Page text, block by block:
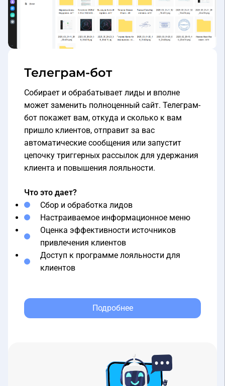
Собирает и обрабатывает лиды и вполне
может заменить полноценный сайт. Телеграм-
бот покажет вам, откуда и сколько к вам
пришло клиентов, отправит за вас
автоматические сообщения или запустит
цепочку триггерных рассылок для удержания
клиента и повышения лояльности.
Сбор и обработка лидов
Настраиваемое информационное меню
Оценка эффективности источников
привлечения клиентов
Доступ к программе лояльности для
клиентов